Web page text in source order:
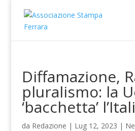
Diffamazione,
pluralismo: la
‘bacchetta’
da Redazione | Lug 12, 2023 |